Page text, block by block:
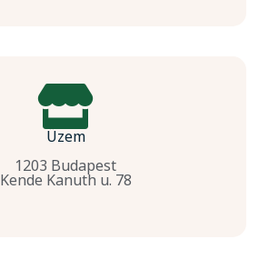
Üzem
1203 Budapest
Kende Kanuth u. 78